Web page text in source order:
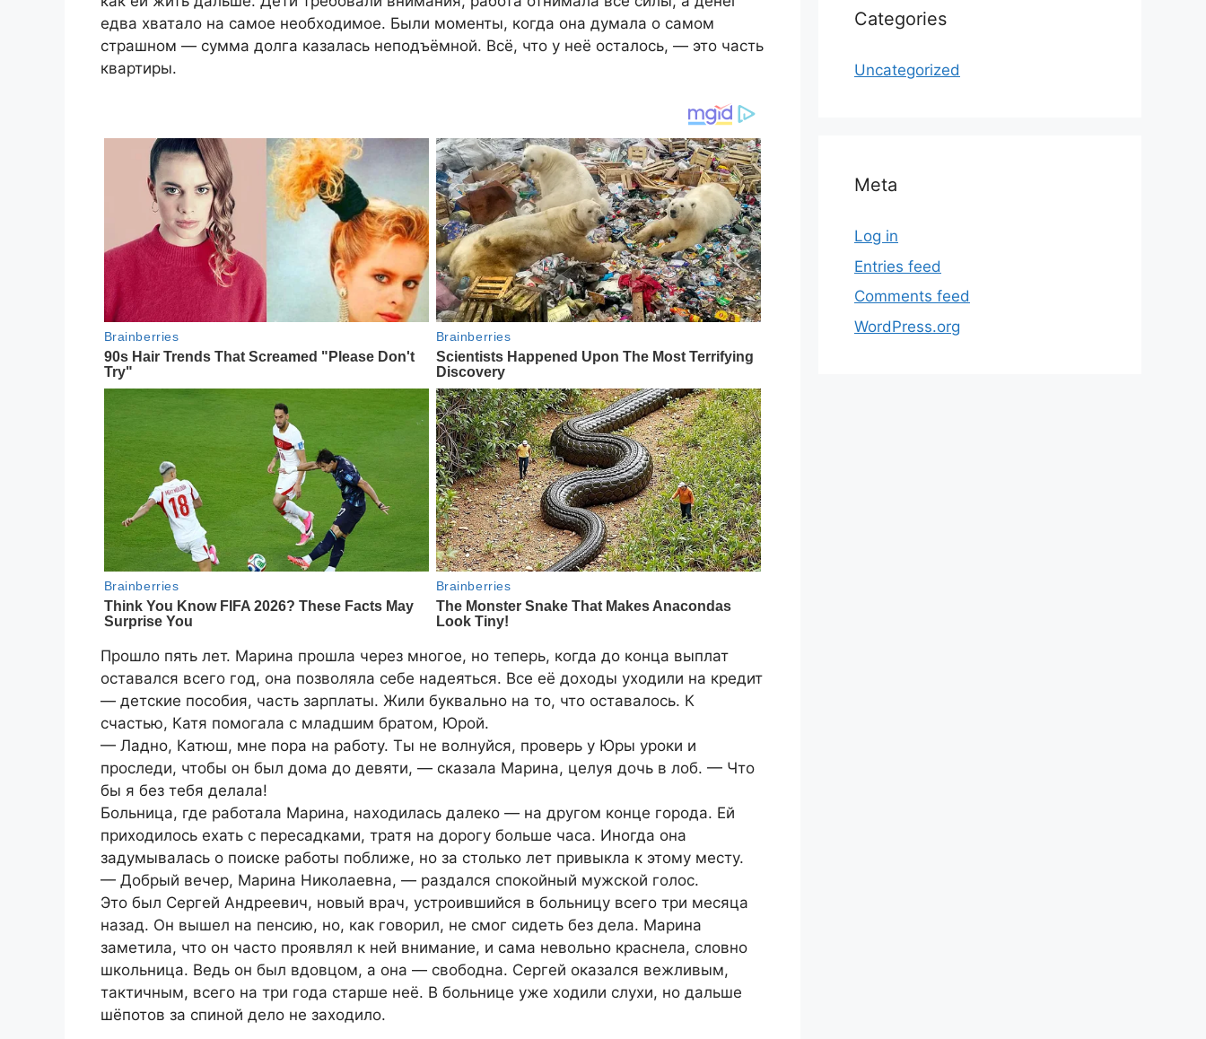
едва хватало на самое необходимое. Были моменты, когда она думала о самом
страшном — сумма долга казалась неподъёмной. Всё, что у неё осталось, — это часть
квартиры.
Прошло пять лет. Марина прошла через многое, но теперь, когда до конца выплат
оставался всего год, она позволяла себе надеяться. Все её доходы уходили на кредит
— детские пособия, часть зарплаты. Жили буквально на то, что оставалось. К
счастью, Катя помогала с младшим братом, Юрой.
— Ладно, Катюш, мне пора на работу. Ты не волнуйся, проверь у Юры уроки и
проследи, чтобы он был дома до девяти, — сказала Марина, целуя дочь в лоб. — Что
бы я без тебя делала!
Больница, где работала Марина, находилась далеко — на другом конце города. Ей
приходилось ехать с пересадками, тратя на дорогу больше часа. Иногда она
задумывалась о поиске работы поближе, но за столько лет привыкла к этому месту.
— Добрый вечер, Марина Николаевна, — раздался спокойный мужской голос.
Это был Сергей Андреевич, новый врач, устроившийся в больницу всего три месяца
назад. Он вышел на пенсию, но, как говорил, не смог сидеть без дела. Марина
заметила, что он часто проявлял к ней внимание, и сама невольно краснела, словно
школьница. Ведь он был вдовцом, а она — свободна. Сергей оказался вежливым,
тактичным, всего на три года старше неё. В больнице уже ходили слухи, но дальше
шёпотов за спиной дело не заходило.
Categories
Uncategorized
Meta
Log in
Entries feed
Comments feed
WordPress.org